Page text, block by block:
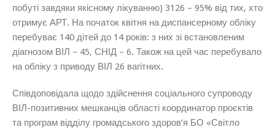
побуті завдяки якісному лікуванню) 3126 – 95% від тих, хто
отримує АРТ. На початок квітня на диспансерному обліку
перебуває 140 дітей до 14 років: з них зі встановленим
діагнозом ВІЛ – 45, СНІД – 6. Також на цей час перебувало
на обліку з приводу ВІЛ 26 вагітних.
Співдоповідала щодо здійснення соціального супроводу
ВІЛ-позитивних мешканців області координатор проєктів
та програм відділу громадського здоров’я БО «Світло